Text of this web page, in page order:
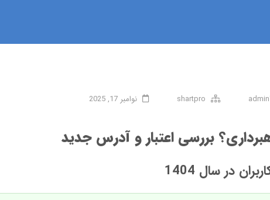
shartpro نوامبر 17, 2025
بررسی اعتبار و آدرس جدید
در سال 1404